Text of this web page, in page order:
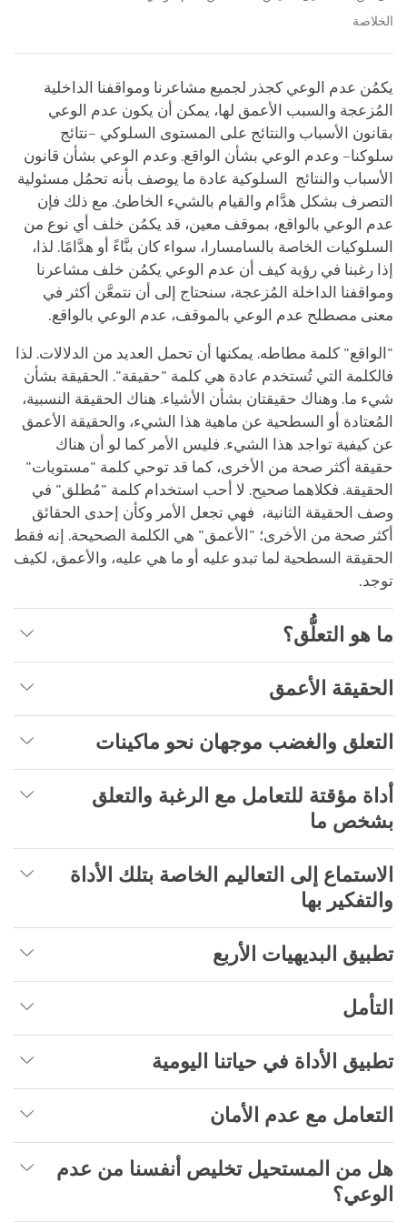
الخلاصة
يكمُن عدم الوعي كجذر لجميع مشاعرنا ومواقفنا الداخلية
المُزعجة والسبب الأعمق لها، يمكن أن يكون عدم الوعي
بقانون الأسباب والنتائج على المستوى السلوكي –نتائج
سلوكنا– وعدم الوعي بشأن الواقع. وعدم الوعي بشأن قانون
الأسباب والنتائج السلوكية عادة ما يوصف بأنه تحمُل مسئولية
التصرف بشكل هدَّام والقيام بالشيء الخاطئ. مع ذلك فإن
عدم الوعي بالواقع، بموقف معين، قد يكمُن خلف أي نوع من
السلوكيات الخاصة بالسامسارا، سواء كان بنَّاءً أو هدَّامًا. لذا،
إذا رغبنا في رؤية كيف أن عدم الوعي يكمُن خلف مشاعرنا
ومواقفنا الداخلة المُزعجة، سنحتاج إلى أن نتمعَّن أكثر في
معنى مصطلح عدم الوعي بالموقف، عدم الوعي بالواقع.
"الواقع" كلمة مطاطه. يمكنها أن تحمل العديد من الدلالات. لذا
فالكلمة التي تُستخدم عادة هي كلمة "حقيقة". الحقيقة بشأن
شيء ما. وهناك حقيقتان بشأن الأشياء. هناك الحقيقة النسبية،
المُعتادة أو السطحية عن ماهية هذا الشيء، والحقيقة الأعمق
عن كيفية تواجد هذا الشيء. فليس الأمر كما لو أن هناك
حقيقة أكثر صحة من الأخرى، كما قد توحي كلمة "مستويات"
الحقيقة. فكلاهما صحيح. لا أحب استخدام كلمة "مُطلق" في
وصف الحقيقة الثانية، فهي تجعل الأمر وكأن إحدى الحقائق
أكثر صحة من الأخرى؛ "الأعمق" هي الكلمة الصحيحة. إنه فقط
الحقيقة السطحية لما تبدو عليه أو ما هي عليه، والأعمق، لكيف
توجد.
ما هو التعلُّق؟
الحقيقة الأعمق
التعلق والغضب موجهان نحو ماكينات
أداة مؤقتة للتعامل مع الرغبة والتعلق
بشخص ما
الاستماع إلى التعاليم الخاصة بتلك الأداة
والتفكير بها
تطبيق البديهيات الأربع
التأمل
تطبيق الأداة في حياتنا اليومية
التعامل مع عدم الأمان
هل من المستحيل تخليص أنفسنا من عدم
الوعي؟